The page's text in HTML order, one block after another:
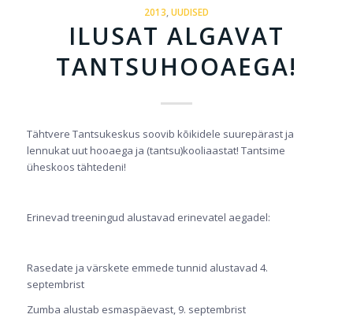
2013 UUDISED
ILUSAT ALGAVAT
TANTSUHOOAEGA!
Tähtvere Tantsukeskus soovib kõikidele suurepärast ja
lennukat uut hooaega ja (tantsu)kooliaastat! Tantsime
üheskoos tähtedeni!
Erinevad treeningud alustavad erinevatel aegadel:
Rasedate ja värskete emmede tunnid alustavad 4.
septembrist
Zumba alustab esmaspäevast, 9. septembrist